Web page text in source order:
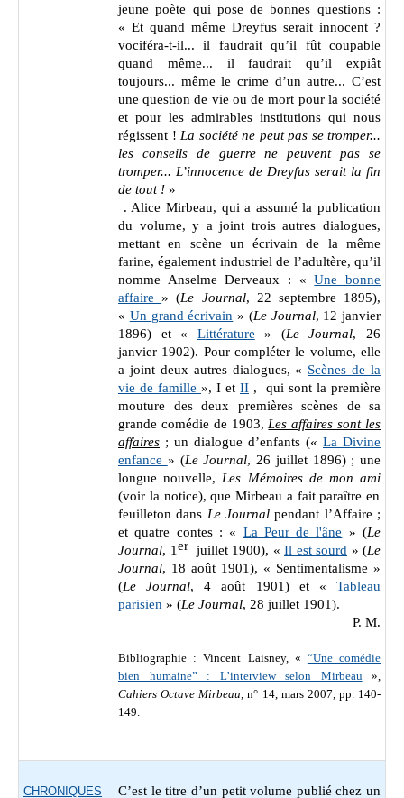
jeune poète qui pose de bonnes questions :
« Et quand même Dreyfus serait innocent ?
vociféra-t-il... il faudrait qu’il fût coupable
quand même... il faudrait qu’il expiât
toujours... même le crime d’un autre... C’est
une question de vie ou de mort pour la société
et pour les admirables institutions qui nous
régissent ! La société ne peut pas se tromper...
les conseils de guerre ne peuvent pas se
tromper... L’innocence de Dreyfus serait la fin
de tout ! »
. Alice Mirbeau, qui a assumé la publication
du volume, y a joint trois autres dialogues,
mettant en scène un écrivain de la même
farine, également industriel de l’adultère, qu’il
nomme Anselme Derveaux : «Une bonne
affaire» (Le Journal, 22 septembre 1895),
« Un grand écrivain » (Le Journal, 12 janvier
1896) et « Littérature » (Le Journal, 26
janvier 1902). Pour compléter le volume, elle
a joint deux autres dialogues, « Scènes de la
vie de famille », I et II , qui sont la première
mouture des deux premières scènes de sa
grande comédie de 1903,Les affaires sont les
affaires ; un dialogue d’enfants (« La Divine
enfance » (Le Journal, 26 juillet 1896) ; une
longue nouvelle,Les Mémoires de mon ami
(voir la notice), que Mirbeau a fait paraître en
feuilleton dans Le Journal pendant l’Affaire ;
et quatre contes : « La Peur de l'âne »(Le
Journal, 1erjuillet 1900), « Il est sourd » (Le
Journal, 18 août 1901), « Sentimentalisme »
(Le Journal, 4 août 1901) et«Tableau
parisien » (Le Journal, 28 juillet 1901).
P. M.
Bibliographie :Vincent Laisney, « “Une comédie
bien humaine” : L’interview selon Mirbeau»,
Cahiers Octave Mirbeau, n° 14, mars 2007, pp. 140-
149.
CHRONIQUES C’est le titre d’un petit volume publié chez un